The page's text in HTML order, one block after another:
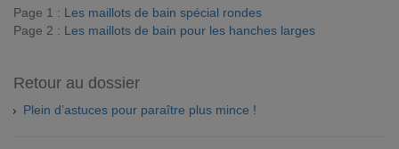
Page 1 : Les maillots de bain spécial rondes
Page 2 : Les maillots de bain pour les hanches larges
Retour au dossier
Plein d’astuces pour paraître plus mince !